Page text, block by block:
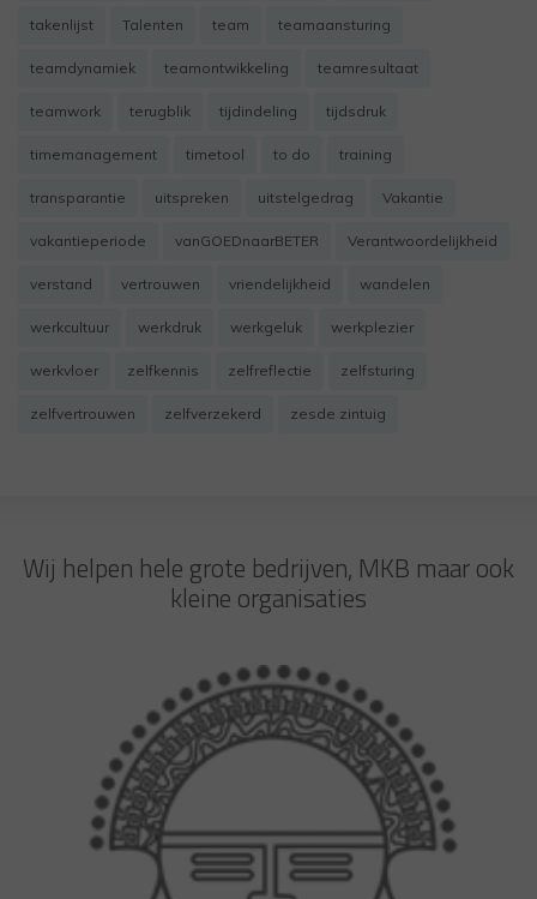
takenlijst Talenten team teamaansturing
teamdynamiek teamontwikkeling teamresultaat
teamwork terugblik tijdindeling tijdsdruk
timemanagement timetool to do training
transparantie uitspreken uitstelgedrag Vakantie
vakantieperiode vanGOEDnaarBETER Verantwoordelijkheid
verstand vertrouwen vriendelijkheid wandelen
werkcultuur werkdruk werkgeluk werkplezier
werkvloer zelfkennis zelfreflectie zelfsturing
zelfvertrouwen zelfverzekerd zesde zintuig
Wij helpen hele grote bedrijven, MKB maar ook
kleine organisaties